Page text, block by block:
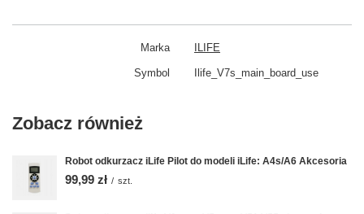
Marka ILIFE
Symbol Ilife_V7s_main_board_use
Zobacz również
Robot odkurzacz iLife Pilot do modeli iLife: A4s/A6 Akcesoria
99,99 zł / szt.